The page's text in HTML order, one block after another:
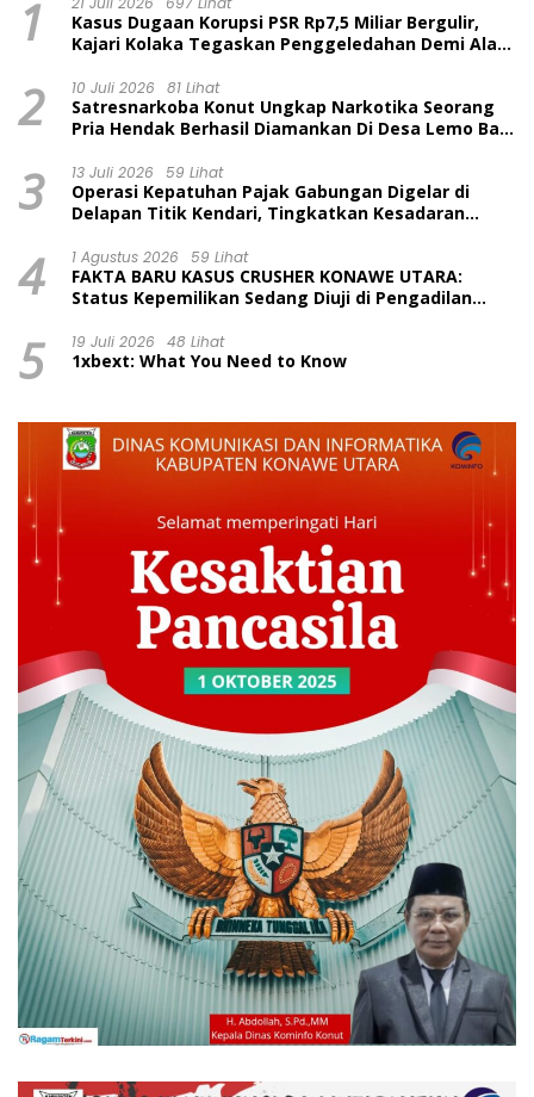
1
Kasus Dugaan Korupsi PSR Rp7,5 Miliar Bergulir,
Kajari Kolaka Tegaskan Penggeledahan Demi Alat
2 10 Juli 2026 81 Lihat
Satresnarkoba Konut Ungkap Narkotika Seorang
Pria Hendak Berhasil Diamankan Di Desa Lemo Bajo
3 13 Juli 2026 59 Lihat
Operasi Kepatuhan Pajak Gabungan Digelar di
Delapan Titik Kendari, Tingkatkan Kesadaran
4 1 Agustus 2026 59 Lihat
FAKTA BARU KASUS CRUSHER KONAWE UTARA:
Status Kepemilikan Sedang Diuji di Pengadilan
Dinilai Prematur
5 19 Juli 2026 48 Lihat
1xbext: What You Need to Know